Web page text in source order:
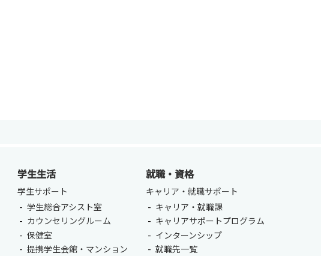
学生生活
学生サポート
学生総合アシスト室
カウンセリングルーム
保健室
提携学生会館・マンション
就職・資格
キャリア・就職サポート
キャリア・就職課
キャリアサポートプログラム
インターンシップ
就職先一覧